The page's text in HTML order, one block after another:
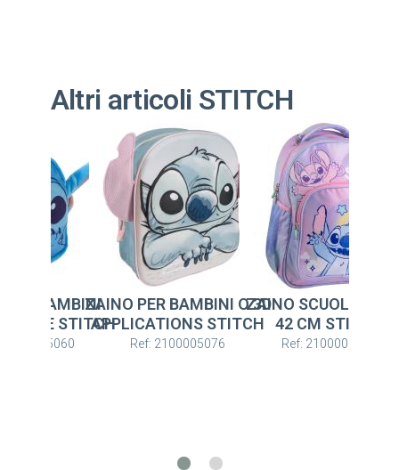
Altri articoli STITCH
BAMBINI
STITCH
2100005060
ZAINO PER BAMBINI O 3D
APPLICATIONS STITCH
Ref: 2100005076
ZAINO SCUOLA
42 CM STITCH
Ref: 2100005751